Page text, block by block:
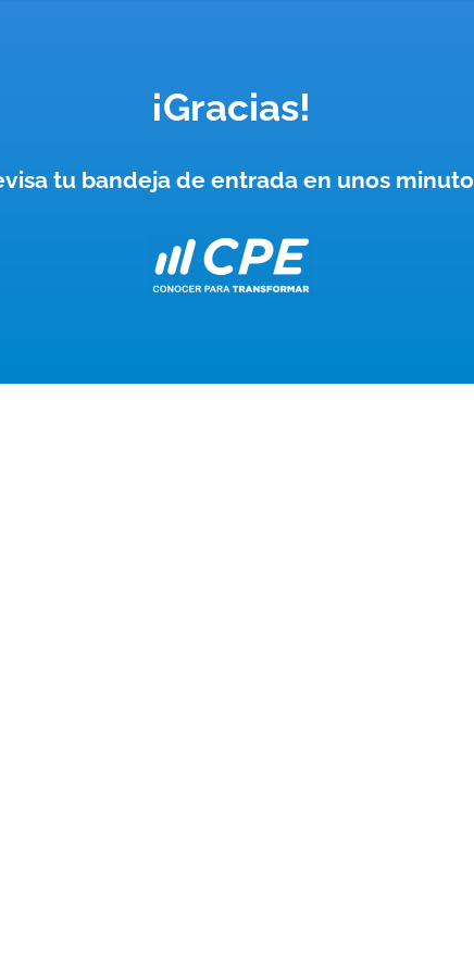
¡Gracias!
tu bandeja de entrada en unos